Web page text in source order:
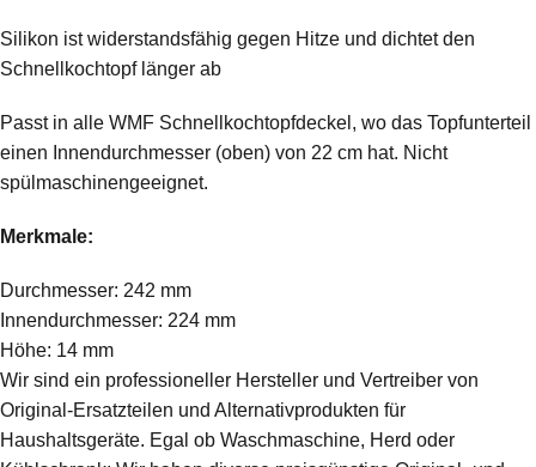
Silikon ist widerstandsfähig gegen Hitze und dichtet den
Schnellkochtopf länger ab
Passt in alle WMF Schnellkochtopfdeckel, wo das Topfunterteil
einen Innendurchmesser (oben) von 22 cm hat. Nicht
spülmaschinengeeignet.
Merkmale:
Durchmesser: 242 mm
Innendurchmesser: 224 mm
Höhe: 14 mm
Wir sind ein professioneller Hersteller und Vertreiber von
Original-Ersatzteilen und Alternativprodukten für
Haushaltsgeräte. Egal ob Waschmaschine, Herd oder